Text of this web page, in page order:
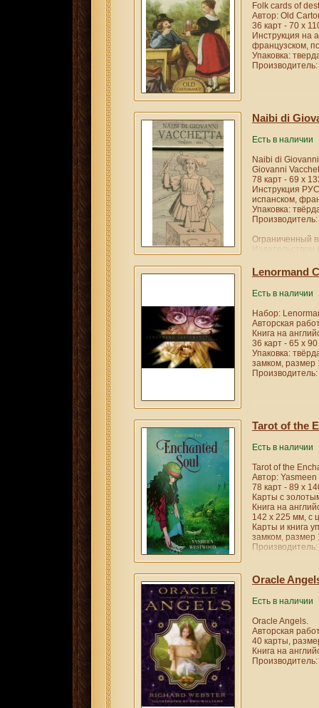
Folk cards of
Автор: Old
36 карт - 70 х
Инструкция на
французском,
Упаковка:
Naibi di
Есть в наличии
Naibi di
Giovanni
78 карт - 69 х
Инструкция
испанском,
Упаковка:
Ограниченный
Издательством
номером.
Карты Таро
изданы в
Lenormand
Есть в наличии
Набор:
Авторская
Книга на
36 карт - 65 х
Упаковка:
замком, размер
Tarot of the
Есть в наличии
Tarot of the
Автор:
78 карт - 89 х
Карты с
Книга на
142 х 225 мм, с
Карты и книга
замком, размер
Oracle
Есть в наличии
Oracle Angels.
Авторская
40 карты,
Книга на